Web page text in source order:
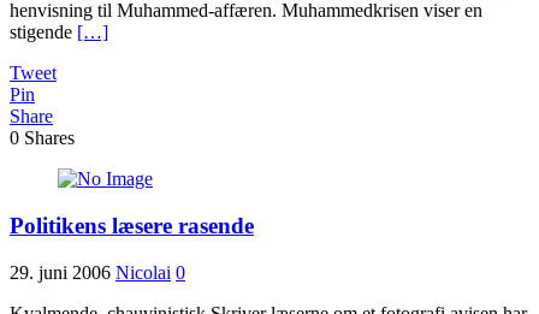
henvisning til Muhammed-affæren. Muhammedkrisen viser en
stigende […]
Tweet
Pin
Share
0 Shares
Politikens læsere rasende
29. juni 2006 Nicolai 0